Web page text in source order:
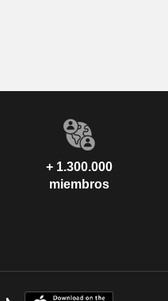
+ 1.300.000
miembros